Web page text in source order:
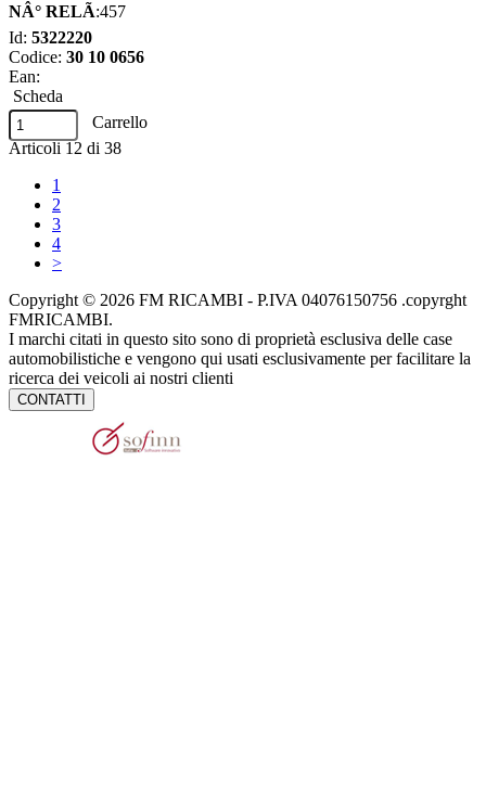
NÂ° RELÃ:457
Id: 5322220
Codice: 30 10 0656
Ean:
Scheda
Carrello
Articoli 12 di 38
1
2
3
4
>
Copyright © 2026 FM RICAMBI - P.IVA 04076150756 .copyrght
FMRICAMBI.
I marchi citati in questo sito sono di proprietà esclusiva delle case
automobilistiche e vengono qui usati esclusivamente per facilitare la
ricerca dei veicoli ai nostri clienti
CONTATTI